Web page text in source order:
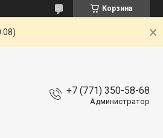
Корзина
+7 (771) 350-58-68
Администратор